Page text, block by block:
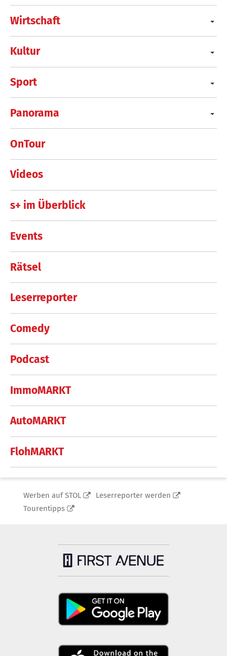
Wirtschaft
Kultur
Sport
Panorama
OnTour
Videos
s+ im Überblick
Events
Rätsel
Leserreporter
Comedy
Podcast
ImmoMARKT
AutoMARKT
FlohMARKT
Werben auf STOL
Leserreporter werden
Tourentipps